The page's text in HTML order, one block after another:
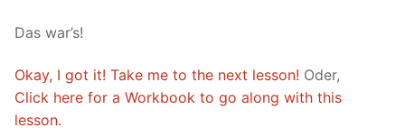
Das war’s!
Okay, I got it! Take me to the next lesson! Oder,
Click here for a Workbook to go along with this
lesson.